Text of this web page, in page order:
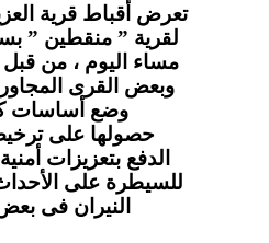
تعرض أقباط قرية
لقرية ” منقطين ”
مساء اليوم ، من
وبعض القرى
وضع أساسات
حصولها على
الدفع بتعزيزات
للسيطرة على
النيران فى